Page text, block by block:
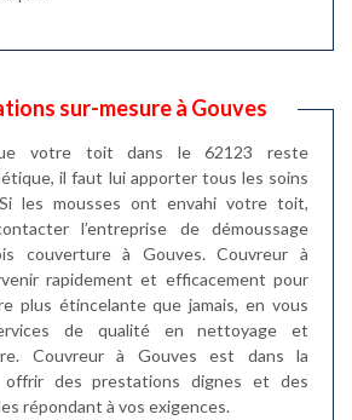
sur-mesure à Gouves
votre toit dans le 62123 reste
il faut lui apporter tous les soins
les mousses ont envahi votre toit,
l’entreprise de démoussage
couverture à Gouves. Couvreur à
rapidement et efficacement pour
plus étincelante que jamais, en vous
de qualité en nettoyage et
Couvreur à Gouves est dans la
des prestations dignes et des
répondant à vos exigences.